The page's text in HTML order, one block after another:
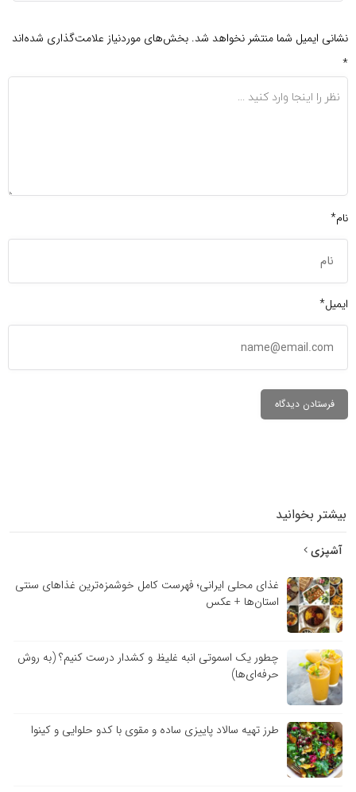
نشانی ایمیل شما منتشر نخواهد شد. بخش‌های موردنیاز علامت‌گذاری شده‌اند
*
نام*
ایمیل*
بیشتر بخوانید
آشپزی
غذای محلی ایرانی؛ فهرست کامل خوشمزه‌ترین غذاهای سنتی
استان‌ها + عکس
چطور یک اسموتی انبه غلیظ و کشدار درست کنیم؟ (به روش
حرفه‌ای‌ها)
طرز تهیه سالاد پاییزی ساده و مقوی با کدو حلوایی و کینوا